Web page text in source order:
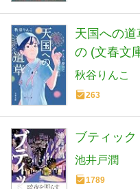
天国への
の (文春文
秋谷りんこ
263
ブティック
池井戸潤
1789